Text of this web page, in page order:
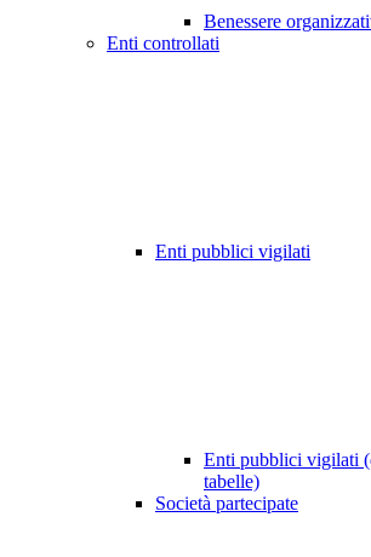
Benessere
Enti controllati
Enti pubblici vigilati
Enti pubblici vigilati
tabelle)
Società partecipate